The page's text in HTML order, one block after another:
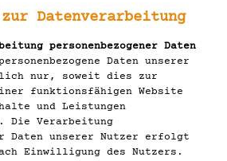
Datenverarbeitung
personenbezogener Daten
Daten unserer
nur, soweit dies zur
funktionsfähigen Website
und Leistungen
Verarbeitung
Daten unserer Nutzer erfolgt
Einwilligung des Nutzers.